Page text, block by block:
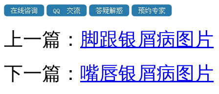
上一篇： 脚跟银屑病图片
下一篇： 嘴唇银屑病图片